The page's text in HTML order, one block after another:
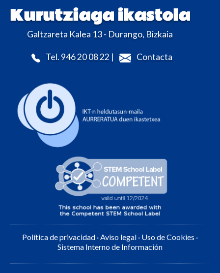
Kurutziaga ikastola
Galtzareta Kalea 13 - Durango, Bizkaia
Tel. 946 20 08 22 | Contacta
Política de privacidad ·Aviso legal · Uso de Cookies ·
Sistema Interno de Información